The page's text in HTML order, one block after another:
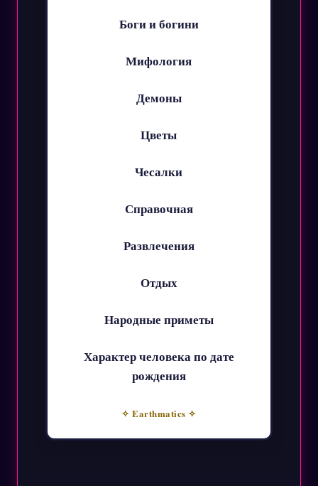
Боги и богини
Мифология
Демоны
Цветы
Чесалки
Справочная
Развлечения
Отдых
Народные приметы
Характер человека по дате
рождения
✧ Earthmatics ✧